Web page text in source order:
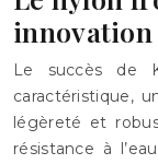
Le succès de
caractéristique,
légèreté et
résistance à